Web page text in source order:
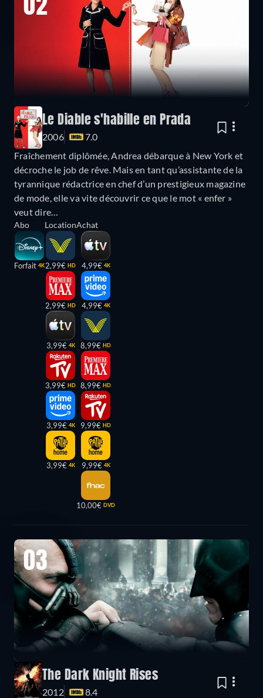
02
Le Diable s'habille en Prada
2006
7.0
Fraîchement diplômée, Andrea débarque à New York et
décroche le job de rêve. Mais en tant qu’assistante de la
tyrannique rédactrice en chef d’un prestigieux magazine
de mode, elle va vite découvrir ce que le mot « enfer »
veut dire…
Abo
Forfait 4K
Location
2,99€ HD
2,99€ HD
3,99€ 4K
3,99€ HD
3,99€ 4K
3,99€ 4K
Achat
4,99€ 4K
4,99€ 4K
8,99€ HD
8,99€ HD
9,99€ HD
9,99€ 4K
10,00€ DVD
03
The Dark Knight Rises
2012
8.4